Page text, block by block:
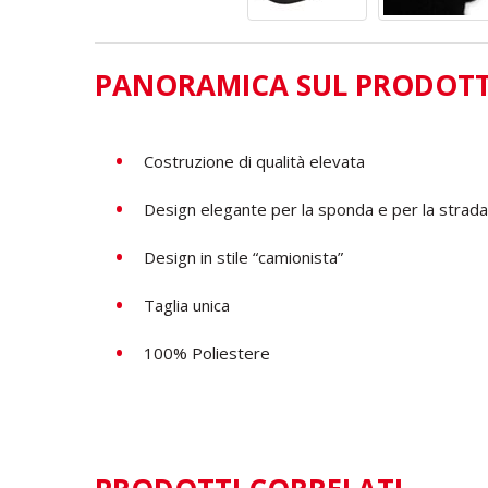
PANORAMICA SUL
Costruzione di qualità elevata
Design elegante per la sponda e per la strada
Design in stile “camionista”
Taglia unica
100% Poliestere